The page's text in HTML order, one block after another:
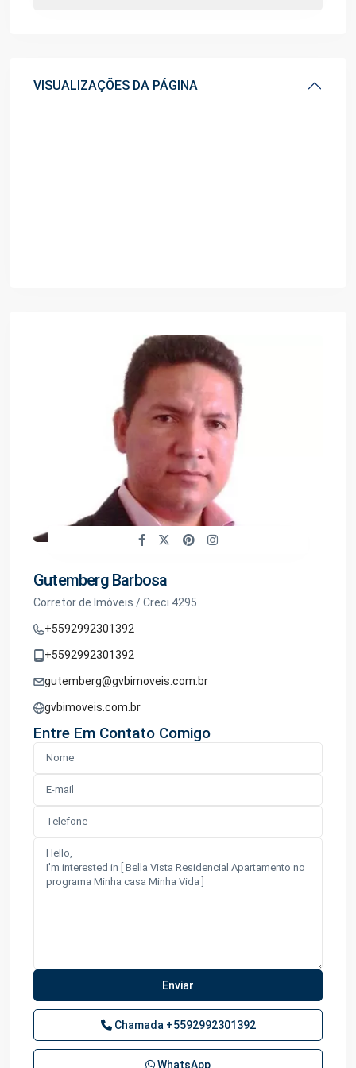
VISUALIZAÇÕES DA PÁGINA
Gutemberg Barbosa
Corretor de Imóveis / Creci 4295
+5592992301392
+5592992301392
gutemberg@gvbimoveis.com.br
gvbimoveis.com.br
Entre Em Contato Comigo
Chamada +5592992301392
WhatsApp